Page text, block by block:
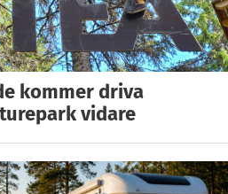
kommer driva
vidare